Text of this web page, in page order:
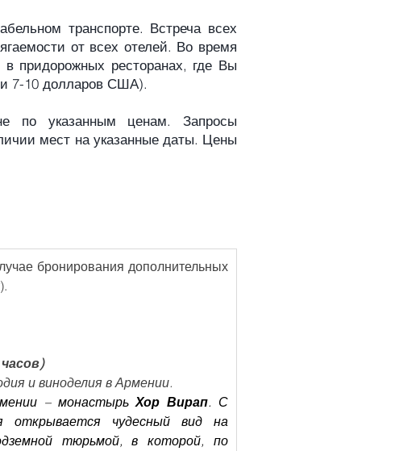
транспорте. Встреча всех
от всех отелей. Во время
придорожных ресторанах, где Вы
7-10 долларов США).
по указанным ценам. Запросы
мест на указанные даты. Цены
бронирования дополнительных
и виноделия в Армении.
– монастырь Хор Вирап. С
открывается чудесный вид на
тюрьмой, в которой, по